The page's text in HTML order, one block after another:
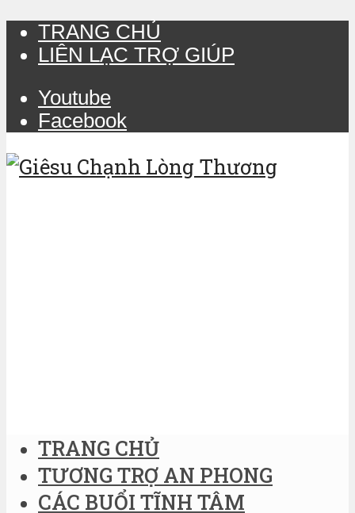
TRANG CHỦ
LIÊN LẠC TRỢ GIÚP
Youtube
Facebook
TRANG CHỦ
TƯƠNG TRỢ AN PHONG
CÁC BUỔI TĨNH TÂM